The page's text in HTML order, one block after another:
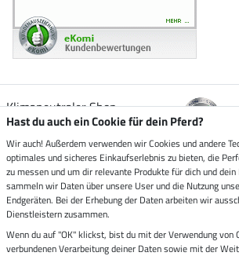
Klimaneutraler Shop
Zustellung durch
Sicher bezahlen mit
Vorkasse
Hast du auch ein Cookie für dein Pferd?
Wir auch! Außerdem verwenden wir Cookies und andere
optimales und sicheres Einkaufserlebnis zu bieten, die
zu messen und um dir relevante Produkte für dich und
sammeln wir Daten über unsere User und die Nutzung
Endgeräten. Bei der Erhebung der Daten arbeiten wir
Dienstleistern zusammen.
Wenn du auf "OK" klickst, bist du mit der Verwendung von
verbundenen Verarbeitung deiner Daten sowie mit der